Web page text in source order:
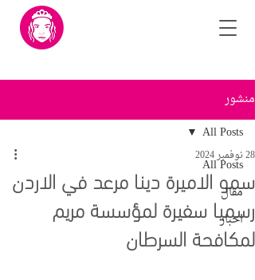
منشور
All Posts
مقال
اخبار
All Posts
سمو الاميرة دينا مرعد في الاردن
رسميا سفيرة لمؤسسة مريم
لمكافحة السرطان
28 نوفمبر 2024